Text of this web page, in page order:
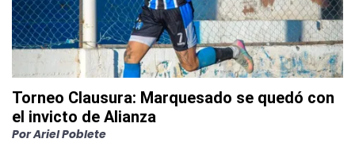
Torneo Clausura: Marquesado se quedó con
el invicto de Alianza
PorAriel Poblete